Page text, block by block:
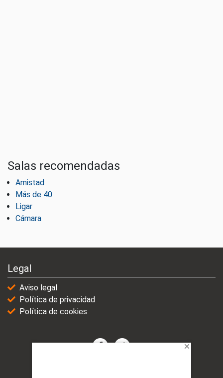
Salas recomendadas
Amistad
Más de 40
Ligar
Cámara
Legal
Aviso legal
Política de privacidad
Política de cookies